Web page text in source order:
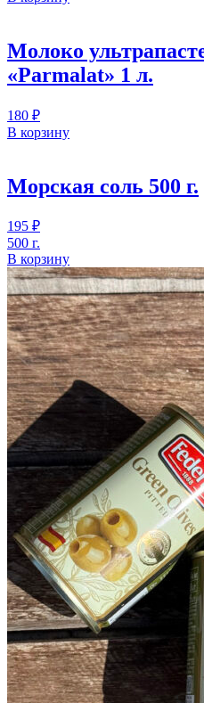
Молоко
«Parmalat» 1 л.
180 ₽
В корзину
Морская соль 500 г.
195 ₽
500 г.
В корзину